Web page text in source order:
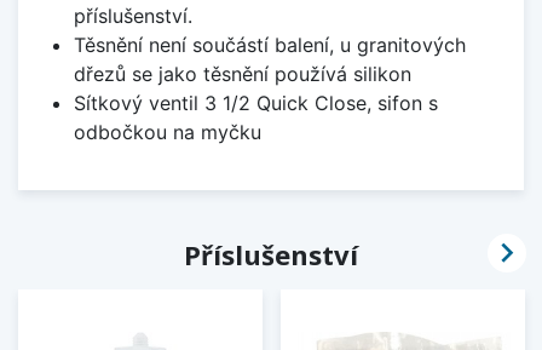
příslušenství.
Těsnění není součástí balení, u granitových
dřezů se jako těsnění používá silikon
Sítkový ventil 3 1/2 Quick Close, sifon s
odbočkou na myčku
Příslušenství 